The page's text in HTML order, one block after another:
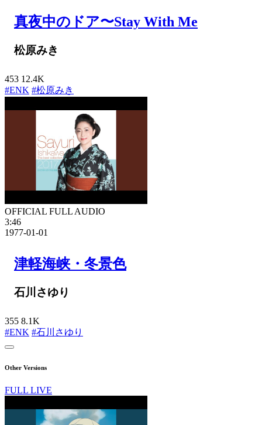
真夜中のドア〜Stay With Me
松原みき
453 12.4K
#ENK #松原みき
OFFICIAL FULL AUDIO
3:46
1977-01-01
津軽海峡・冬景色
石川さゆり
355 8.1K
#ENK #石川さゆり
Other Versions
FULL LIVE